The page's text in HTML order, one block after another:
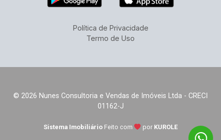
Política de Privacidade
Termo de Uso
© 2026 Nunes Consultoria e Vendas de Imóveis Ltda - CRECI
01162-J
Sistema Imobiliário Feito com por KUROLE